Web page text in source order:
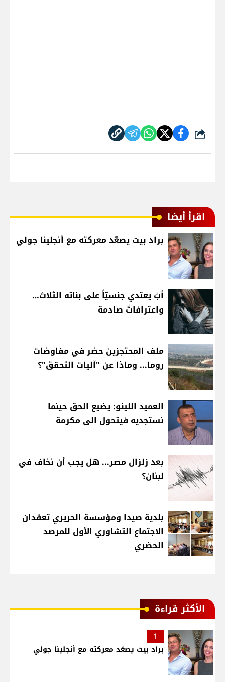
شارك
اقرأ أيضا
براد بيت يصعّد معركته مع أنجلينا جولي
أبٌ يعتدي جنسيّاً على بناته الثلاث…
واعترافاتٌ صادمة
ملف المحتجزين حضر في مفاوضات
روما... وماذا عن "آليات التحقق"؟
العميد اللينو: يضيع الحق حينما
نستجديه فيتحول الى مكرمة
بعد زلزال مصر... هل يجب أن نخاف في
لبنان؟
بلدية صيدا ومؤسسة الحريري تعقدان
الاجتماع التشاوري الأول للمرصد
الحضري
الأكثر قراءة
1
براد بيت يصعّد معركته مع أنجلينا جولي